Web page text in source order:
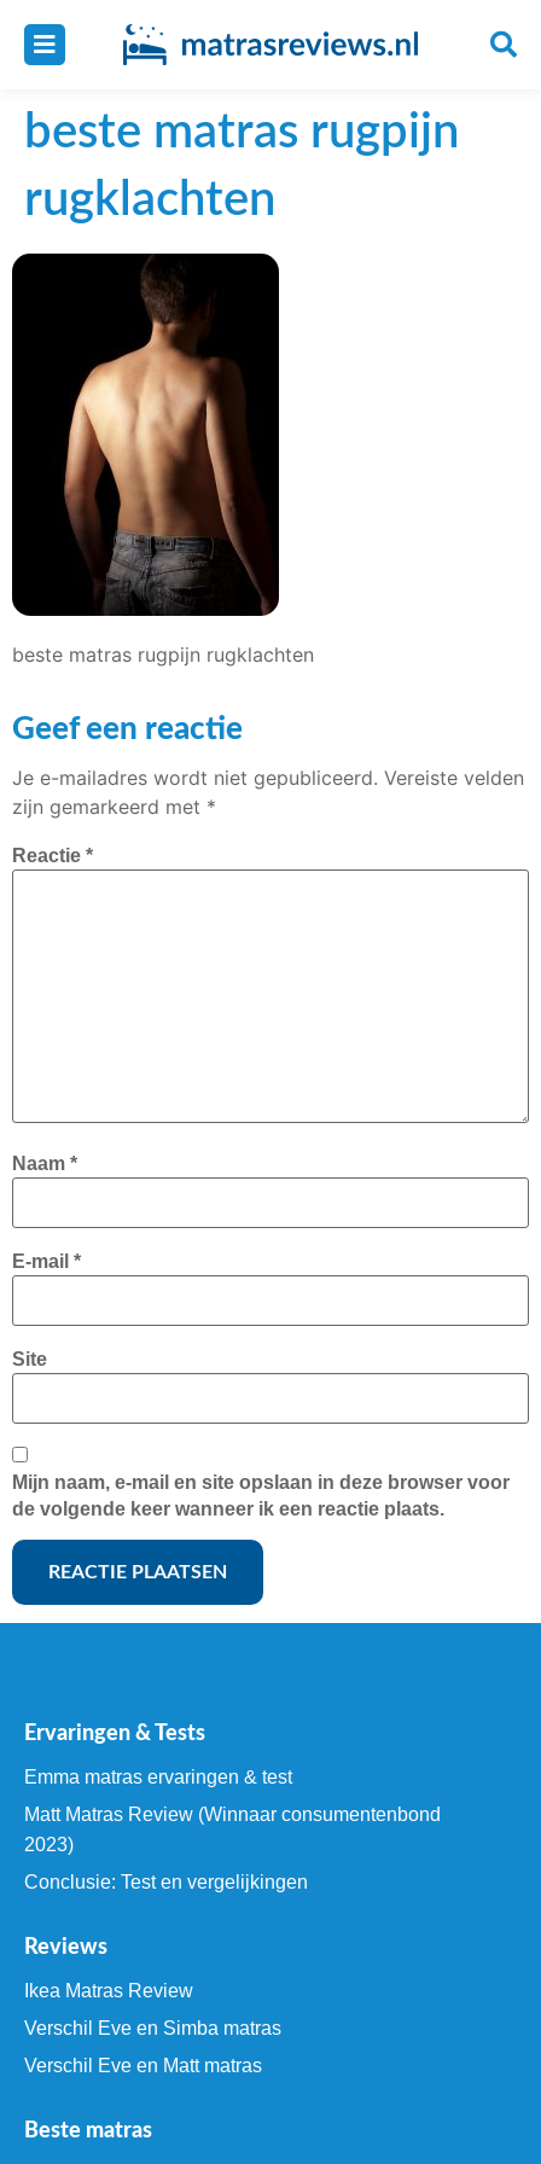
beste matras rugpijn
rugklachten
beste matras rugpijn rugklachten
Geef een reactie
Je e-mailadres wordt niet gepubliceerd. Vereiste velden
zijn gemarkeerd met *
Reactie *
Naam *
E-mail *
Site
Mijn naam, e-mail en site opslaan in deze browser voor
de volgende keer wanneer ik een reactie plaats.
Ervaringen & Tests
Emma matras ervaringen & test
Matt Matras Review (Winnaar consumentenbond
2023)
Conclusie: Test en vergelijkingen
Reviews
Ikea Matras Review
Verschil Eve en Simba matras
Verschil Eve en Matt matras
Beste matras